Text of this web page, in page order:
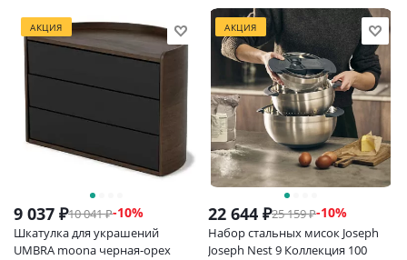
АКЦИЯ
9 037 ₽10 041₽-10%
Шкатулка для украшений
UMBRA moona черная-орех
АКЦИЯ
22 644 ₽25 159₽-10%
Набор стальных мисок Joseph
Joseph Nest 9 Коллекция 100